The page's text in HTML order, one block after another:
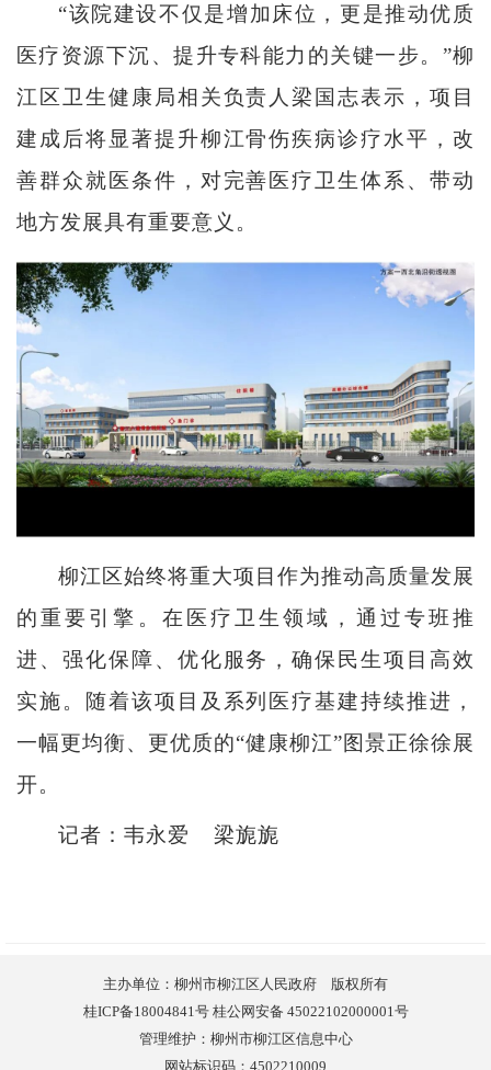
“该院建设不仅是增加床位，更是推动优质
医疗资源下沉、提升专科能力的关键一步。”柳
江区卫生健康局相关负责人梁国志表示，项目
建成后将显著提升柳江骨伤疾病诊疗水平，改
善群众就医条件，对完善医疗卫生体系、带动
地方发展具有重要意义。
柳江区始终将重大项目作为推动高质量发展
的重要引擎。在医疗卫生领域，通过专班推
进、强化保障、优化服务，确保民生项目高效
实施。随着该项目及系列医疗基建持续推进，
一幅更均衡、更优质的“健康柳江”图景正徐徐展
开。
记者：韦永爱 梁旎旎
主办单位：柳州市柳江区人民政府 版权所有
桂ICP备18004841号 桂公网安备 45022102000001号
管理维护：柳州市柳江区信息中心